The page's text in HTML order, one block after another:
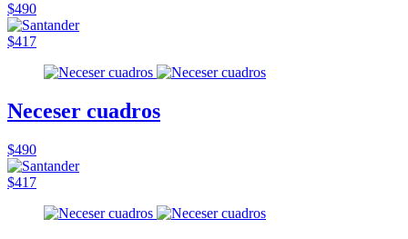
$490
$417
Neceser cuadros
$490
$417